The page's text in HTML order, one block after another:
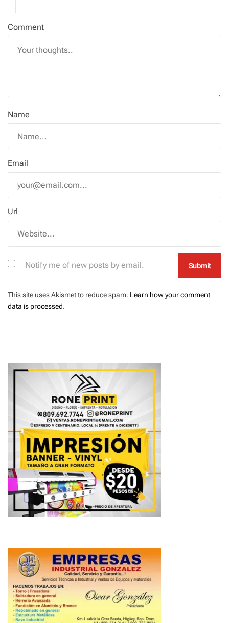
Comment
Name
Email
Url
Notify me of new posts by email.
This site uses Akismet to reduce spam. Learn how your comment
data is processed.